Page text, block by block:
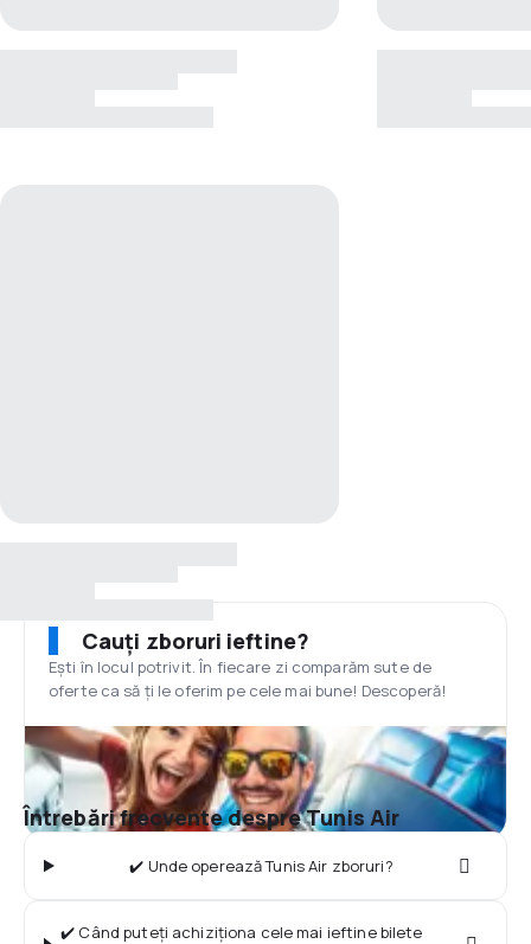
Cauți zboruri ieftine?
Ești în locul potrivit. În fiecare zi comparăm sute de
oferte ca să ți le oferim pe cele mai bune! Descoperă!
Întrebări frecvente despre Tunis Air
✔️ Unde operează Tunis Air zboruri?
✔️ Când puteți achiziționa cele mai ieftine bilete